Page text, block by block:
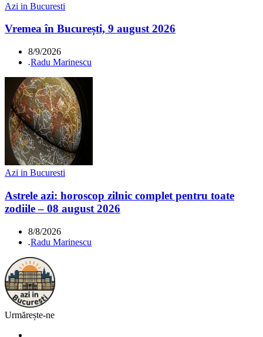
Azi in Bucuresti
Vremea în București, 9 august 2026
8/9/2026
.Radu Marinescu
Azi in Bucuresti
Astrele azi: horoscop zilnic complet pentru toate
zodiile – 08 august 2026
8/8/2026
.Radu Marinescu
Urmărește-ne